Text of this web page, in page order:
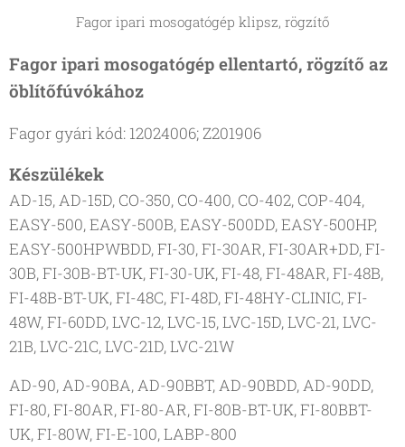
Fagor ipari mosogatógép klipsz, rögzítő
Fagor ipari mosogatógép ellentartó, rögzítő az
öblítőfúvókához
Fagor gyári kód: 12024006; Z201906
Készülékek
AD-15, AD-15D, CO-350, CO-400, CO-402, COP-404,
EASY-500, EASY-500B, EASY-500DD, EASY-500HP,
EASY-500HPWBDD, FI-30, FI-30AR, FI-30AR+DD, FI-
30B, FI-30B-BT-UK, FI-30-UK, FI-48, FI-48AR, FI-48B,
FI-48B-BT-UK, FI-48C, FI-48D, FI-48HY-CLINIC, FI-
48W, FI-60DD, LVC-12, LVC-15, LVC-15D, LVC-21, LVC-
21B, LVC-21C, LVC-21D, LVC-21W
AD-90, AD-90BA, AD-90BBT, AD-90BDD, AD-90DD,
FI-80, FI-80AR, FI-80-AR, FI-80B-BT-UK, FI-80BBT-
UK, FI-80W, FI-E-100, LABP-800